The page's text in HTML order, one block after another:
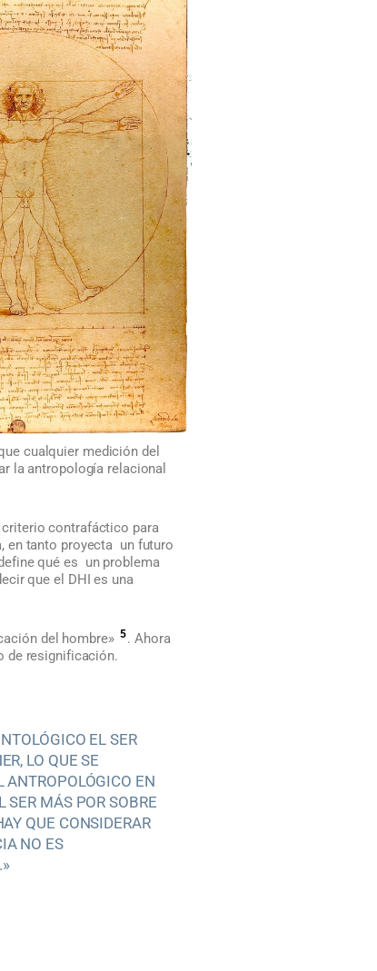
cualquier medición del
la antropología relacional
criterio contrafáctico para
en tanto proyecta un futuro
qué es un problema
que el DHI es una
del hombre» 5. Ahora
de resignificación.
EL SER
LO QUE SE
ANTROPOLÓGICO EN
SER MÁS POR SOBRE
QUE CONSIDERAR
NO ES